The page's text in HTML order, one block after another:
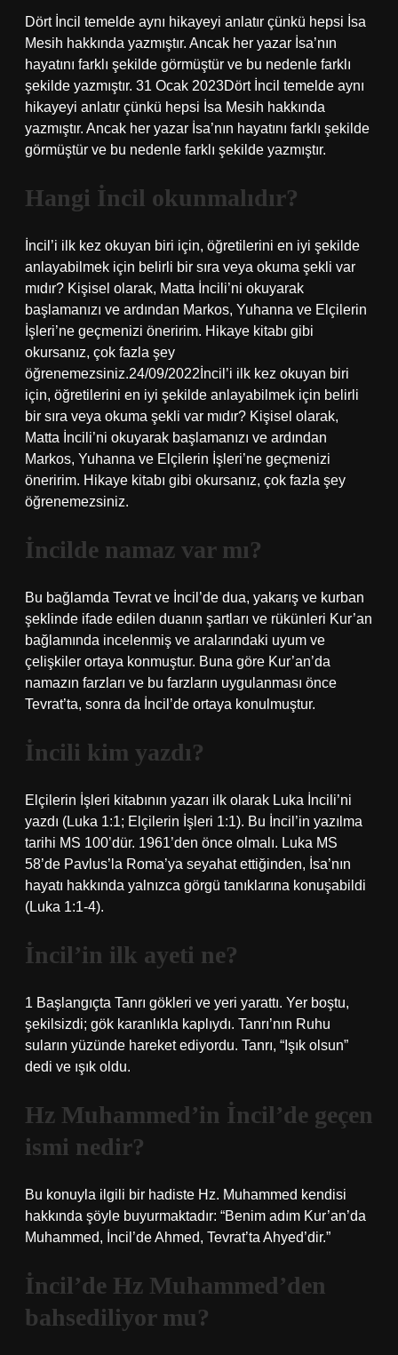
Dört İncil temelde aynı hikayeyi anlatır çünkü hepsi İsa
Mesih hakkında yazmıştır. Ancak her yazar İsa’nın
hayatını farklı şekilde görmüştür ve bu nedenle farklı
şekilde yazmıştır. 31 Ocak 2023Dört İncil temelde aynı
hikayeyi anlatır çünkü hepsi İsa Mesih hakkında
yazmıştır. Ancak her yazar İsa’nın hayatını farklı şekilde
görmüştür ve bu nedenle farklı şekilde yazmıştır.
Hangi İncil okunmalıdır?
İncil’i ilk kez okuyan biri için, öğretilerini en iyi şekilde
anlayabilmek için belirli bir sıra veya okuma şekli var
mıdır? Kişisel olarak, Matta İncili’ni okuyarak
başlamanızı ve ardından Markos, Yuhanna ve Elçilerin
İşleri’ne geçmenizi öneririm. Hikaye kitabı gibi
okursanız, çok fazla şey
öğrenemezsiniz.24/09/2022İncil’i ilk kez okuyan biri
için, öğretilerini en iyi şekilde anlayabilmek için belirli
bir sıra veya okuma şekli var mıdır? Kişisel olarak,
Matta İncili’ni okuyarak başlamanızı ve ardından
Markos, Yuhanna ve Elçilerin İşleri’ne geçmenizi
öneririm. Hikaye kitabı gibi okursanız, çok fazla şey
öğrenemezsiniz.
İncilde namaz var mı?
Bu bağlamda Tevrat ve İncil’de dua, yakarış ve kurban
şeklinde ifade edilen duanın şartları ve rükünleri Kur’an
bağlamında incelenmiş ve aralarındaki uyum ve
çelişkiler ortaya konmuştur. Buna göre Kur’an’da
namazın farzları ve bu farzların uygulanması önce
Tevrat’ta, sonra da İncil’de ortaya konulmuştur.
İncili kim yazdı?
Elçilerin İşleri kitabının yazarı ilk olarak Luka İncili’ni
yazdı (Luka 1:1; Elçilerin İşleri 1:1). Bu İncil’in yazılma
tarihi MS 100’dür. 1961’den önce olmalı. Luka MS
58’de Pavlus’la Roma’ya seyahat ettiğinden, İsa’nın
hayatı hakkında yalnızca görgü tanıklarına konuşabildi
(Luka 1:1-4).
İncil’in ilk ayeti ne?
1 Başlangıçta Tanrı gökleri ve yeri yarattı. Yer boştu,
şekilsizdi; gök karanlıkla kaplıydı. Tanrı’nın Ruhu
suların yüzünde hareket ediyordu. Tanrı, “Işık olsun”
dedi ve ışık oldu.
Hz Muhammed’in İncil’de geçen
ismi nedir?
Bu konuyla ilgili bir hadiste Hz. Muhammed kendisi
hakkında şöyle buyurmaktadır: “Benim adım Kur’an’da
Muhammed, İncil’de Ahmed, Tevrat’ta Ahyed’dir.”
İncil’de Hz Muhammed’den
bahsediliyor mu?